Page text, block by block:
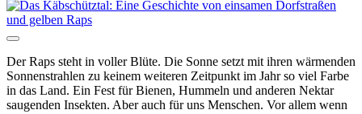
Der Raps steht in voller Blüte. Die Sonne setzt mit ihren wärmenden
Sonnenstrahlen zu keinem weiteren Zeitpunkt im Jahr so viel Farbe
in das Land. Ein Fest für Bienen, Hummeln und anderen Nektar
saugenden Insekten. Aber auch für uns Menschen. Vor allem wenn